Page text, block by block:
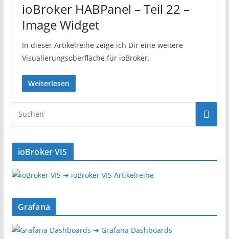
ioBroker HABPanel – Teil 22 –
Image Widget
In dieser Artikelreihe zeige ich Dir eine weitere
Visualierungsoberfläche für ioBroker.
Weiterlesen
ioBroker VIS
➔ ioBroker VIS Artikelreihe
Grafana
➔ Grafana Dashboards